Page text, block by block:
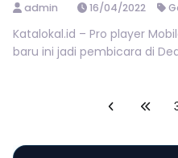
admin 16/04/2022
Katalokal.id – Pro player
baru ini jadi pembicara di
MURAH